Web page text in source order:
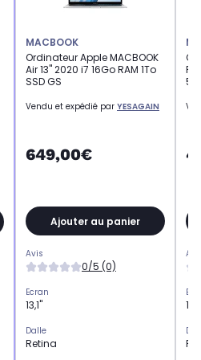
MACBOOK
Ordinateur Apple MACBOOK
Air 13'' 2020 i7 16Go RAM 1To
SSD GS
Vendu et expédié par YESAGAIN
649,00€
Ajouter au panier
Avis
0/5 (0)
Ecran
13,1"
Dalle
Retina